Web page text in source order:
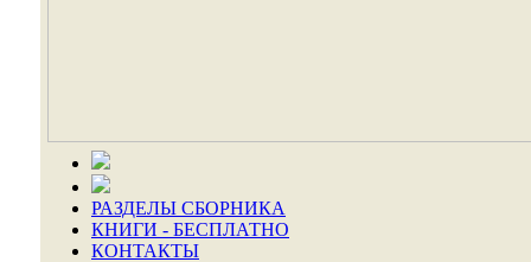
РАЗДЕЛЫ СБОРНИКА
КНИГИ - БЕСПЛАТНО
КОНТАКТЫ